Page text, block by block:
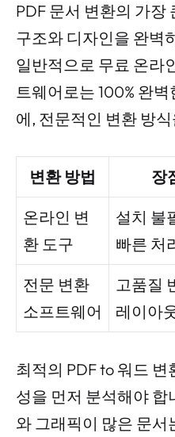
PDF 문서 변환의 가장
구조와 디자인을 완벽
일반적으로 무료 온라
트웨어로는 100% 완
에, 전문적인 변환 방
변환 방법 장
온라인 변
환 도구
설치 불
빠른 처
전문 변환
소프트웨어
고품질
레이아
최적의 PDF to 워드
성을 먼저 분석해야 합
와 그래픽이 많은 문